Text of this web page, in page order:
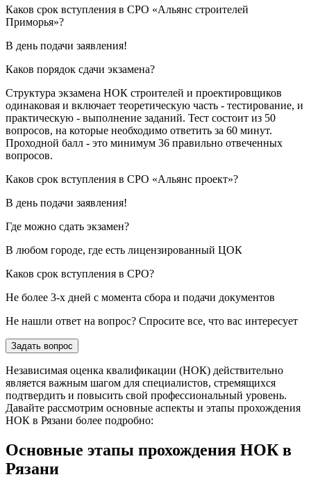
Каков срок вступления в СРО «Альянс строителей
Приморья»?
В день подачи заявления!
Каков порядок сдачи экзамена?
Структура экзамена НОК строителей и проектировщиков
одинаковая и включает теоретическую часть - тестирование, и
практическую - выполнение заданий. Тест состоит из 50
вопросов, на которые необходимо ответить за 60 минут.
Проходной балл - это минимум 36 правильно отвеченных
вопросов.
Каков срок вступления в СРО «Альянс проект»?
В день подачи заявления!
Где можно сдать экзамен?
В любом городе, где есть лицензированный ЦОК
Каков срок вступления в СРО?
Не более 3-х дней с момента сбора и подачи документов
Не нашли ответ на вопрос? Спросите все, что вас интересует
Задать вопрос
Независимая оценка квалификации (НОК) действительно
является важным шагом для специалистов, стремящихся
подтвердить и повысить свой профессиональный уровень.
Давайте рассмотрим основные аспекты и этапы прохождения
НОК в Рязани более подробно:
Основные этапы прохождения НОК в
Рязани